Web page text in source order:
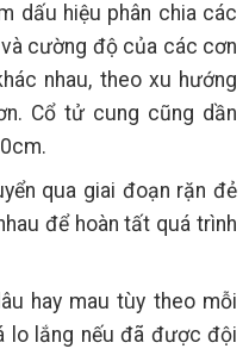
dấu hiệu phân chia các
cường độ của các cơn
nhau, theo xu hướng
Cổ tử cung cũng dần
qua giai đoạn rặn đẻ
để hoàn tất quá trình
hay mau tùy theo mỗi
lo lắng nếu đã được đội